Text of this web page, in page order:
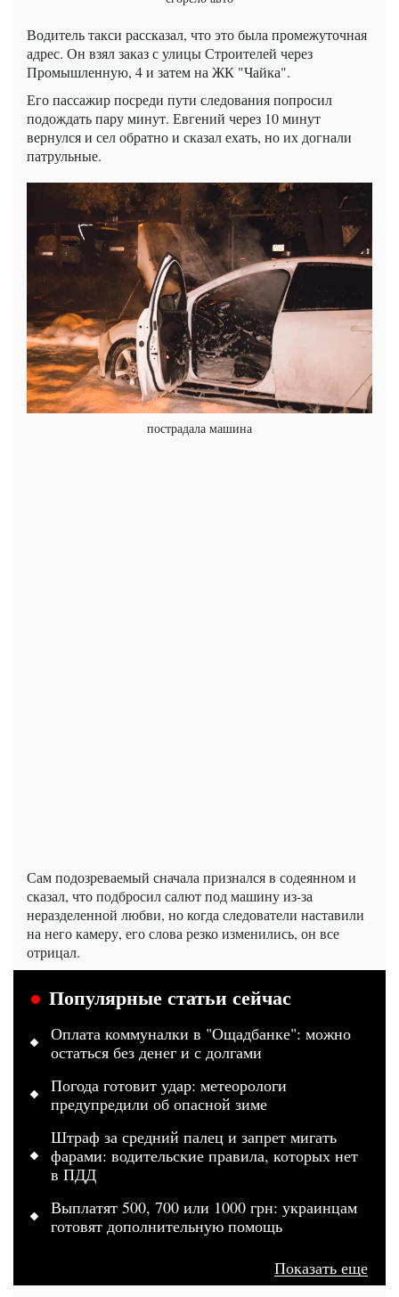
Водитель такси рассказал, что это была промежуточная
адрес. Он взял заказ с улицы Строителей через
Промышленную, 4 и затем на ЖК "Чайка".
Его пассажир посреди пути следования попросил
подождать пару минут. Евгений через 10 минут
вернулся и сел обратно и сказал ехать, но их догнали
патрульные.
пострадала машина
Сам подозреваемый сначала признался в содеянном и
сказал, что подбросил салют под машину из-за
неразделенной любви, но когда следователи наставили
на него камеру, его слова резко изменились, он все
отрицал.
Популярные статьи сейчас
Оплата коммуналки в "Ощадбанке": можно
остаться без денег и с долгами
Погода готовит удар: метеорологи
предупредили об опасной зиме
Штраф за средний палец и запрет мигать
фарами: водительские правила, которых нет
в ПДД
Выплатят 500, 700 или 1000 грн: украинцам
готовят дополнительную помощь
Показать еще